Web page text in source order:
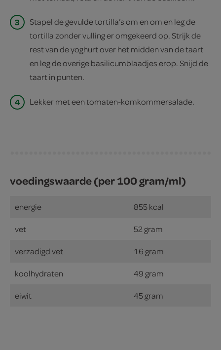
3
Stapel de gevulde tortilla’s om en om en leg de
tortilla zonder vulling er omgekeerd op. Strijk de
rest van de yoghurt over het midden van de taart
en leg de overige basilicumblaadjes erop. Snijd de
taart in punten.
4 Lekker met een tomaten-komkommersalade.
voedingswaarde (per 100 gram/ml)
energie 855 kcal
vet 52 gram
verzadigd vet 16 gram
koolhydraten 49 gram
eiwit 45 gram